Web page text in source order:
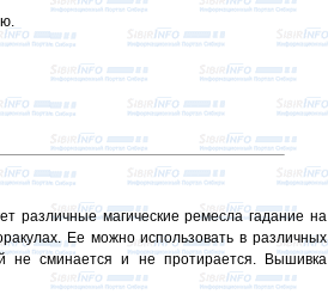
различные магические ремесла гадание на
Ее можно использовать в различных
не сминается и не протирается. Вышивка